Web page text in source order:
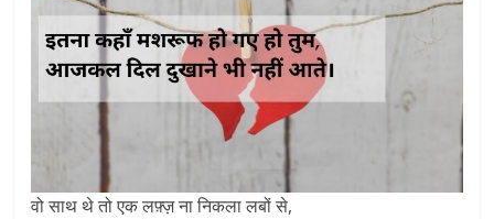
वो साथ थे तो एक लफ़्ज़ ना निकला लबों से,